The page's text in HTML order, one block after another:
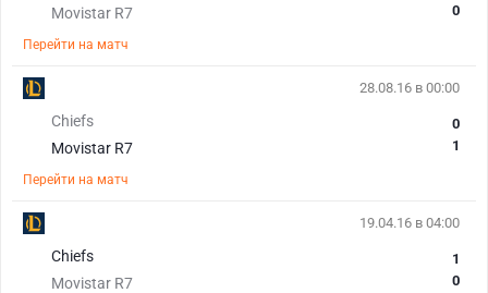
Movistar R7
0
Перейти на матч
28.08.16 в 00:00
Chiefs
Movistar R7
0
1
Перейти на матч
19.04.16 в 04:00
Chiefs
Movistar R7
1
0